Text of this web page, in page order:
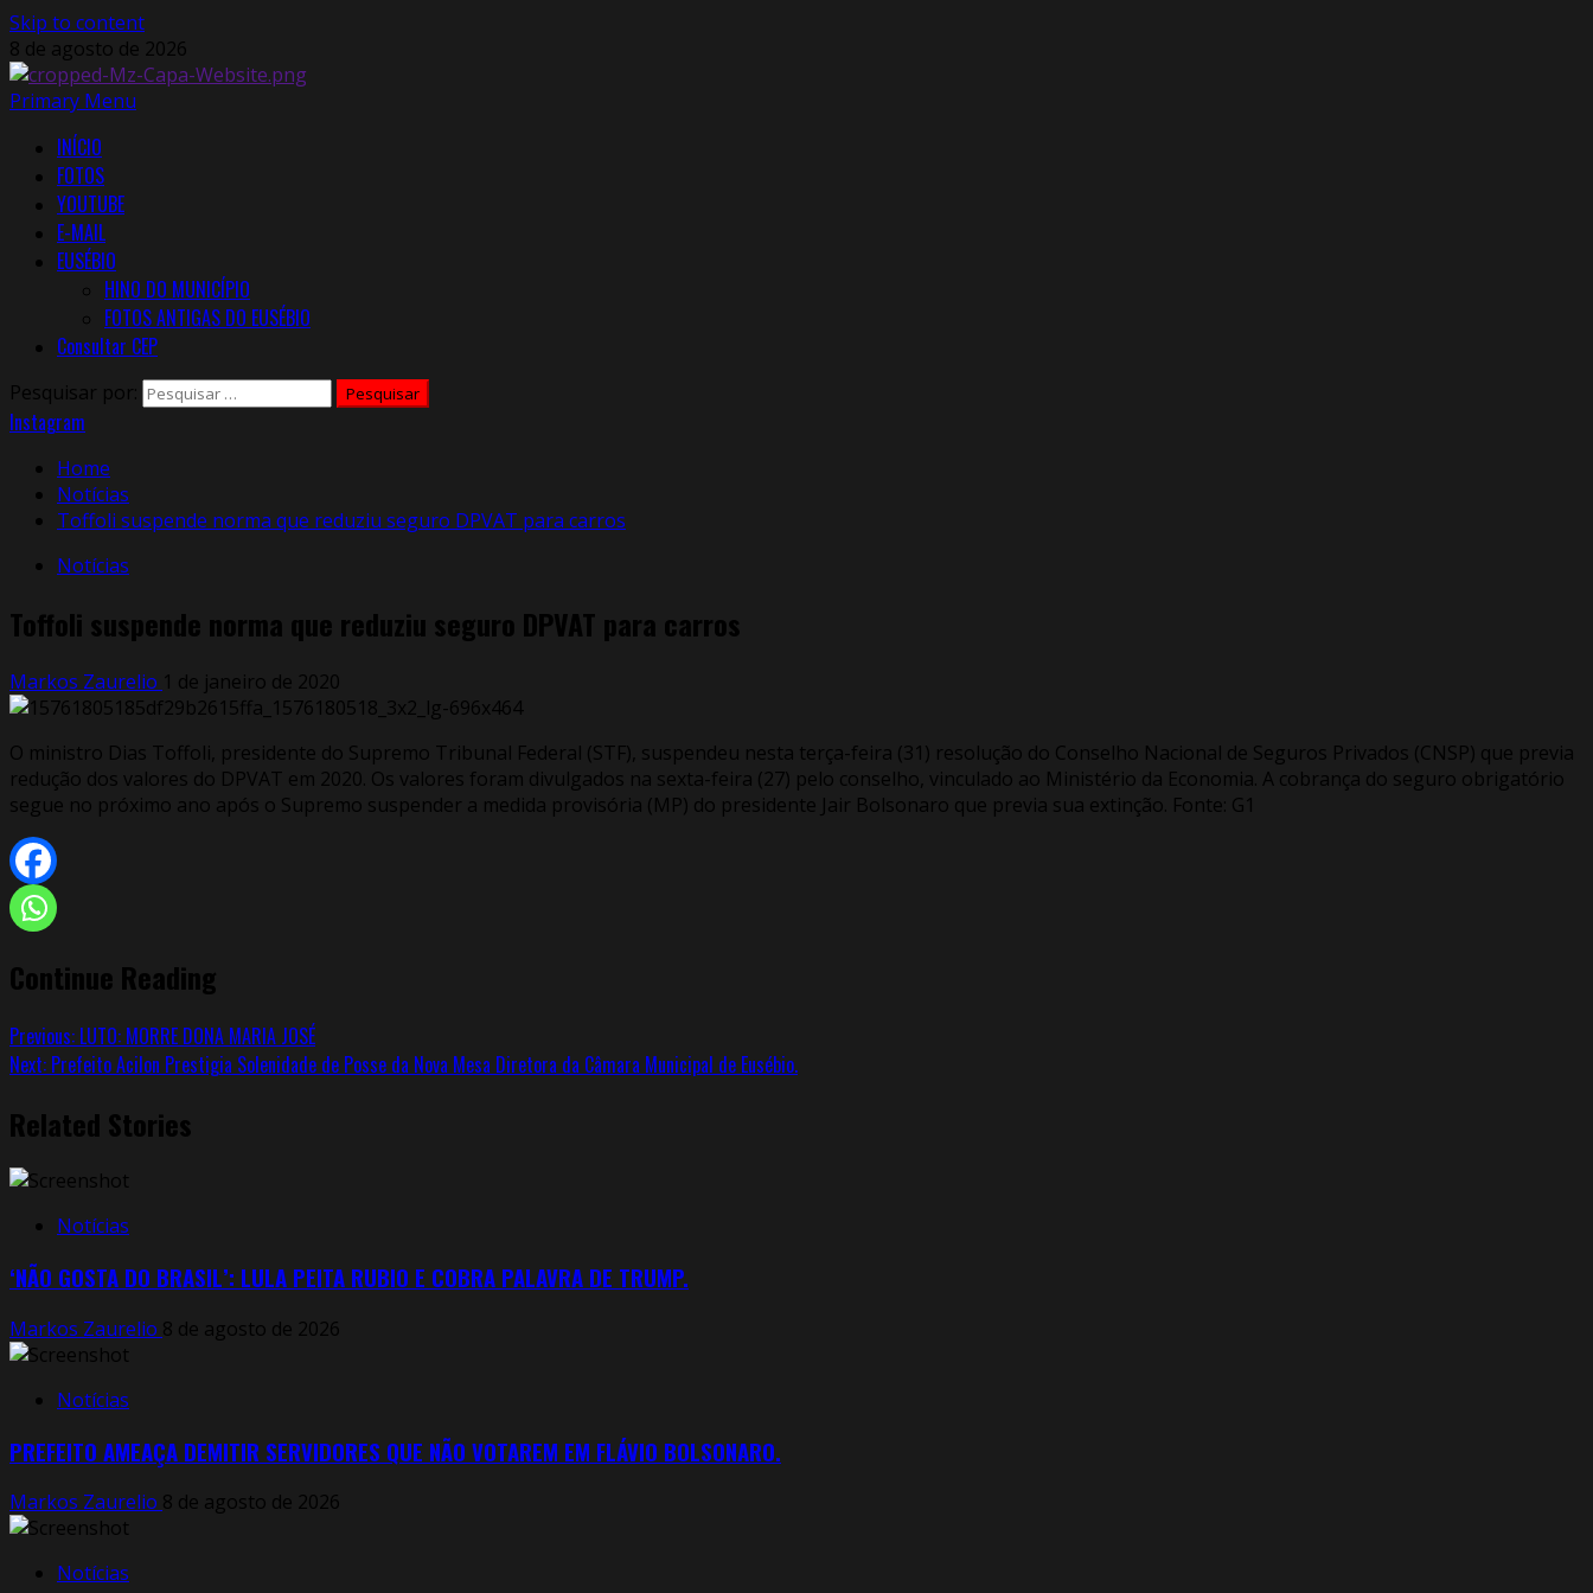
Skip to content
8 de agosto de 2026
Primary Menu
INÍCIO
FOTOS
YOUTUBE
E-MAIL
EUSÉBIO
HINO DO MUNICÍPIO
FOTOS ANTIGAS DO EUSÉBIO
Consultar CEP
Pesquisar por:
Instagram
Home
Notícias
Toffoli suspende norma que reduziu seguro DPVAT para carros
Notícias
Toffoli suspende norma que reduziu seguro DPVAT para carros
Markos Zaurelio 1 de janeiro de 2020
O ministro Dias Toffoli, presidente do Supremo Tribunal Federal (STF), suspendeu nesta terça-feira (31) resolução do Conselho Nacional de Seguros Privados (CNSP) que previa
redução dos valores do DPVAT em 2020. Os valores foram divulgados na sexta-feira (27) pelo conselho, vinculado ao Ministério da Economia. A cobrança do seguro obrigatório
segue no próximo ano após o Supremo suspender a medida provisória (MP) do presidente Jair Bolsonaro que previa sua extinção. Fonte: G1
Continue Reading
Previous: LUTO: MORRE DONA MARIA JOSÉ
Next: Prefeito Acilon Prestigia Solenidade de Posse da Nova Mesa Diretora da Câmara Municipal de Eusébio.
Related Stories
Notícias
‘NÃO GOSTA DO BRASIL’: LULA PEITA RUBIO E COBRA PALAVRA DE TRUMP.
Markos Zaurelio 8 de agosto de 2026
Notícias
PREFEITO AMEAÇA DEMITIR SERVIDORES QUE NÃO VOTAREM EM FLÁVIO BOLSONARO.
Markos Zaurelio 8 de agosto de 2026
Notícias